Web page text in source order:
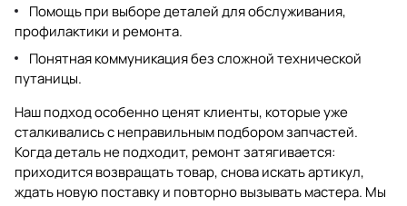
Помощь при выборе деталей для обслуживания,
профилактики и ремонта.
Понятная коммуникация без сложной технической
путаницы.
Наш подход особенно ценят клиенты, которые уже
сталкивались с неправильным подбором запчастей.
Когда деталь не подходит, ремонт затягивается:
приходится возвращать товар, снова искать артикул,
ждать новую поставку и повторно вызывать мастера. Мы